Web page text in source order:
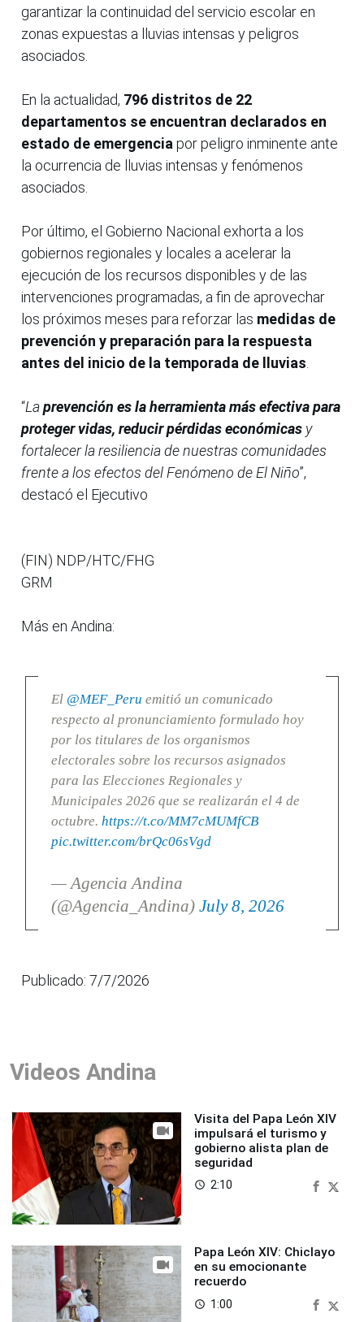
garantizar la continuidad del servicio escolar en
zonas expuestas a lluvias intensas y peligros
asociados.
En la actualidad, 796 distritos de 22
departamentos se encuentran declarados en
estado de emergenciapor peligro inminente ante
la ocurrencia de lluvias intensas y fenómenos
asociados.
Por último, el Gobierno Nacional exhorta a los
gobiernos regionales y locales a acelerar la
ejecución de los recursos disponibles y de las
intervenciones programadas, a fin de aprovechar
los próximos meses para reforzar las medidas de
prevención y preparación para la respuesta
antes del inicio de la temporada de lluvias.
“Laprevención es la herramienta más efectiva para
proteger vidas, reducir pérdidas económicas y
fortalecer la resiliencia de nuestras comunidades
frente a los efectos del Fenómeno de El Niño”,
destacó el Ejecutivo
(FIN) NDP/HTC/FHG
GRM
Más en Andina:
El @MEF_Peru emitió un comunicado
respecto al pronunciamiento formulado hoy
por los titulares de los organismos
electorales sobre los recursos asignados
para las Elecciones Regionales y
Municipales 2026 que se realizarán el 4 de
octubre. https://t.co/MM7cMUMfCB
pic.twitter.com/brQc06sVgd
— Agencia Andina
(@Agencia_Andina) July 8, 2026
Publicado: 7/7/2026
Videos Andina
Visita del Papa León XIV
impulsará el turismo y
gobierno alista plan de
seguridad
access_time 2:10
Papa León XIV: Chiclayo
en su emocionante
recuerdo
access_time 1:00